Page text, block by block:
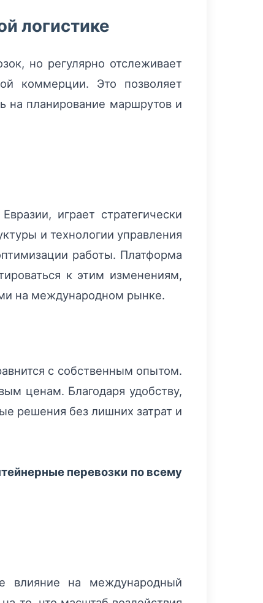
логистике
но регулярно отслеживает
коммерции. Это позволяет
на планирование маршрутов и
играет стратегически
и технологии управления
работы. Платформа
к этим изменениям,
на международном рынке.
с собственным опытом.
ценам. Благодаря удобству,
решения без лишних затрат и
перевозки по всему
влияние на международный